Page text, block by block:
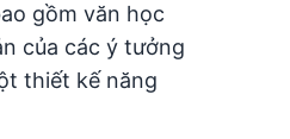
gồm văn học
của các ý tưởng
thiết kế năng